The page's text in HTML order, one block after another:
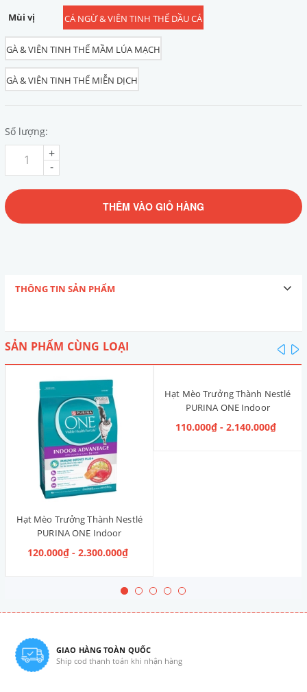
Mùi vị CÁ NGỪ & VIÊN TINH THỂ DẦU CÁ
GÀ & VIÊN TINH THỂ MẦM LÚA MẠCH
GÀ & VIÊN TINH THỂ MIỄN DỊCH
Số lượng:
-
+
THÊM VÀO GIỎ HÀNG
THÔNG TIN SẢN PHẨM
SẢN PHẨM CÙNG LOẠI
Hạt Mèo Trưởng Thành Nestlé
PURINA ONE Indoor
Advantage Salmon & Tuna [Vị
Cá Hồi & Cá Ngừ]
120.000₫ - 2.300.000₫
Hạt Mèo Trưởng Thành Nestlé
PURINA ONE Indoor
Advantage [Vị Gà]
110.000₫ - 2.140.000₫
GIAO HÀNG TOÀN QUỐC
Ship cod thanh toán khi nhận hàng